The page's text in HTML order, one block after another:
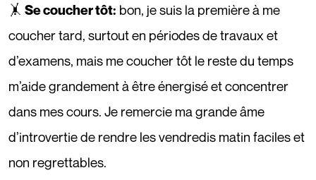
🤸 Se coucher tôt: bon, je suis la première à me
coucher tard, surtout en périodes de travaux et
d’examens, mais me coucher tôt le reste du temps
m’aide grandement à être énergisé et concentrer
dans mes cours. Je remercie ma grande âme
d’introvertie de rendre les vendredis matin faciles et
non regrettables.